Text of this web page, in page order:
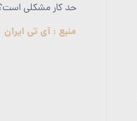
حد کار مشکلی
منبع : آی تی ایران